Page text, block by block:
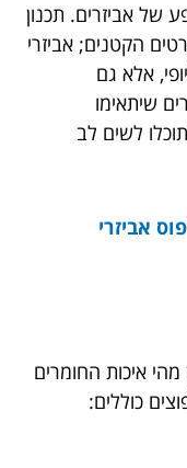
של אביזרים. תכנון
הקטנים; אביזרי
אלא גם
שיתאימו
לשים לב
אביזרי
איכות החומרים
כוללים: